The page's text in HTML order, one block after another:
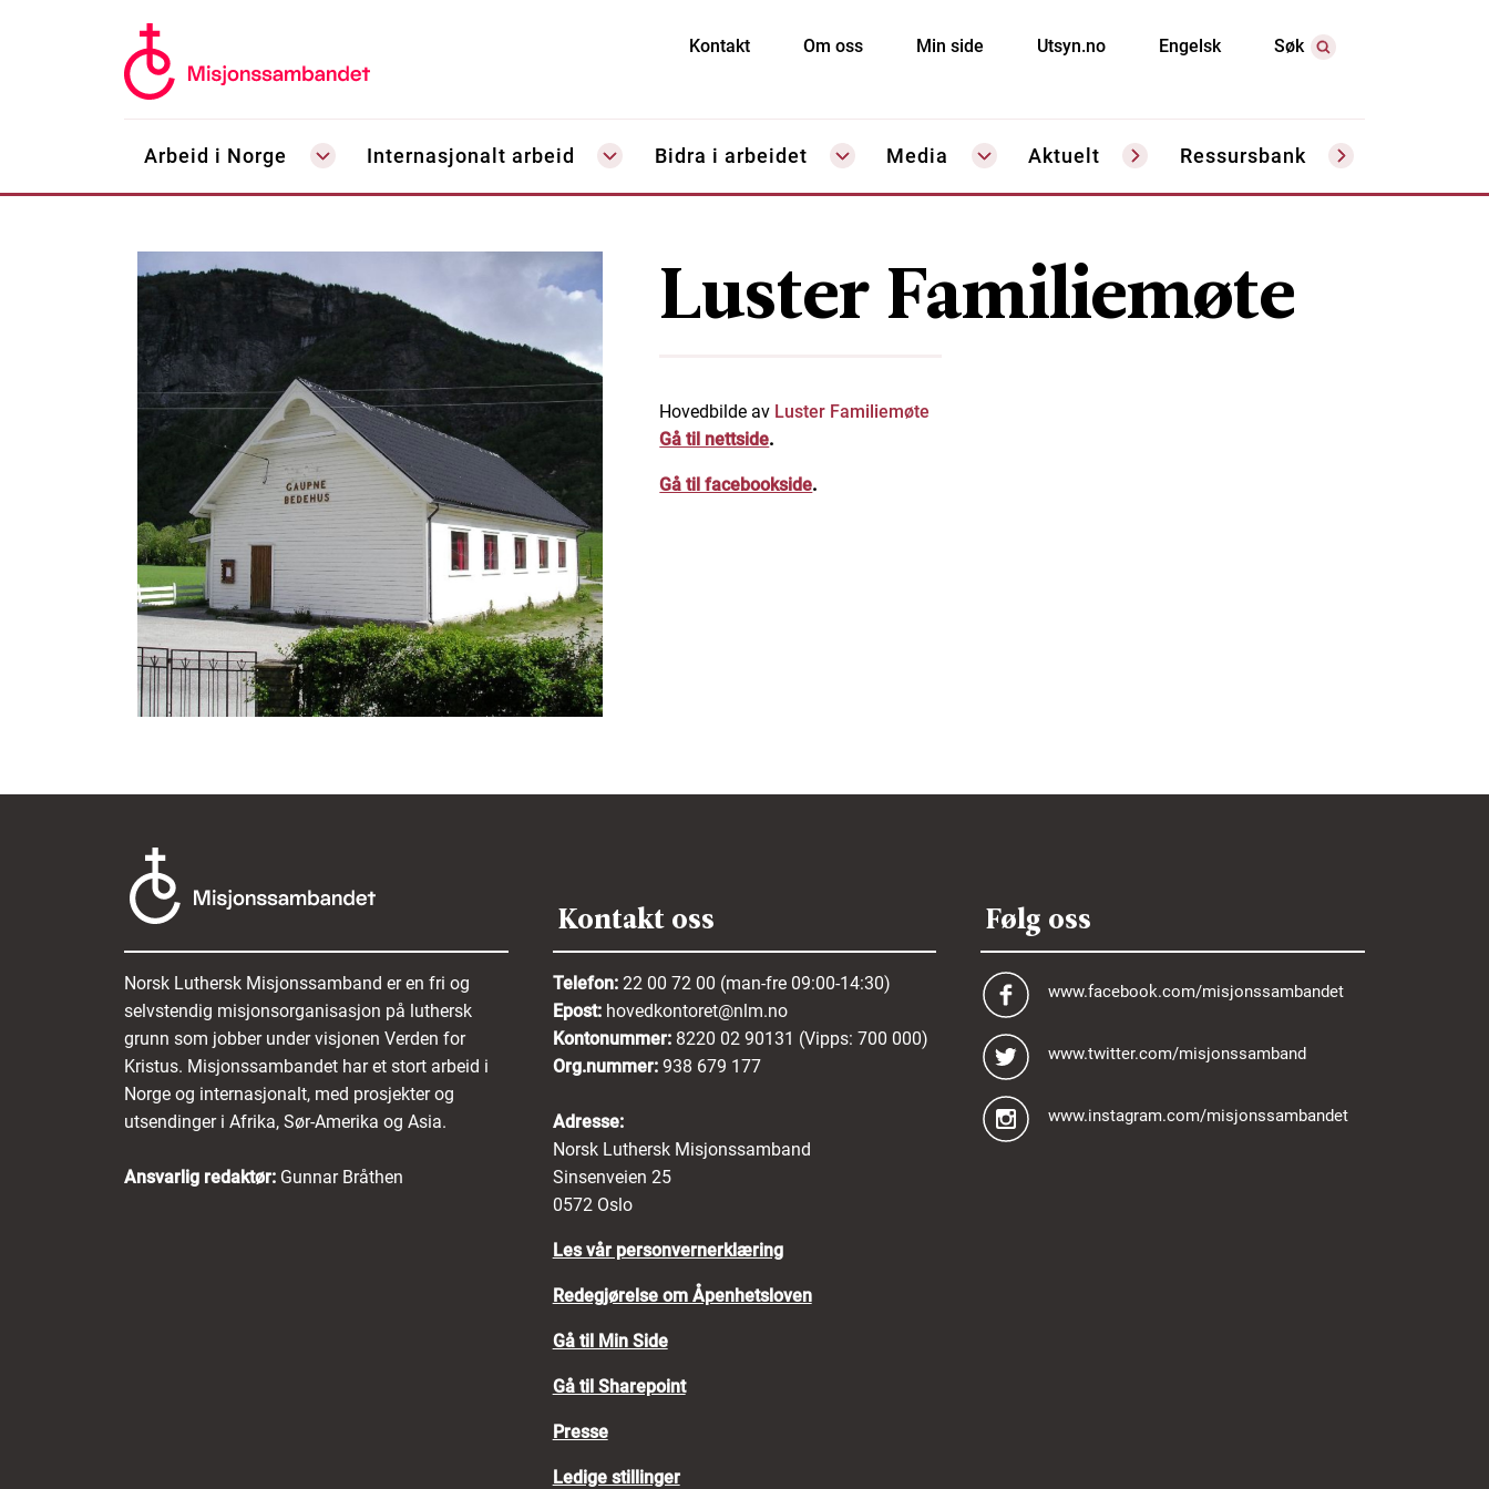
Kontakt Om oss Min side Utsyn.no Engelsk Søk
Arbeid i Norge Internasjonalt arbeid Bidra i arbeidet Media Aktuelt Ressursbank
Luster Familiemøte
Hovedbilde av Luster Familiemøte
Gå til nettside.
Gå til facebookside.
Norsk Luthersk Misjonssamband er en fri og
selvstendig misjonsorganisasjon på luthersk
grunn som jobber under visjonen Verden for
Kristus. Misjonssambandet har et stort arbeid i
Norge og internasjonalt, med prosjekter og
utsendinger i Afrika, Sør-Amerika og Asia.
Ansvarlig redaktør: Gunnar Bråthen
Kontakt oss
Telefon: 22 00 72 00 (man-fre 09:00-14:30)
Epost: hovedkontoret@nlm.no
Kontonummer: 8220 02 90131 (Vipps: 700 000)
Org.nummer: 938 679 177
Adresse:
Norsk Luthersk Misjonssamband
Sinsenveien 25
0572 Oslo
Les vår personvernerklæring
Redegjørelse om Åpenhetsloven
Gå til Min Side
Gå til Sharepoint
Presse
Ledige stillinger
Følg oss
www.facebook.com/misjonssambandet
www.twitter.com/misjonssamband
www.instagram.com/misjonssambandet